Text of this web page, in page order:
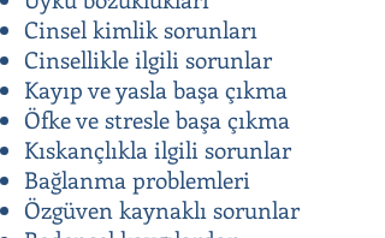
Cinsel kimlik sorunları
Cinsellikle ilgili sorunlar
Kayıp ve yasla başa çıkma
Öfke ve stresle başa çıkma
Kıskançlıkla ilgili sorunlar
Bağlanma problemleri
Özgüven kaynaklı sorunlar